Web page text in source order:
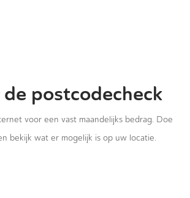
postcodecheck
voor een vast maandelijks bedrag. Doe
bekijk wat er mogelijk is op uw locatie.